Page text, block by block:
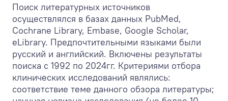
Поиск литературных источников
осуществлялся в базах данных PubMed,
Cochrane Library, Embase, Google Scholar,
eLibrary. Предпочтительными языками были
русский и английский. Включены результаты
поиска с 1992 по 2024гг. Критериями отбора
клинических исследований являлись:
соответствие теме данного обзора литературы;